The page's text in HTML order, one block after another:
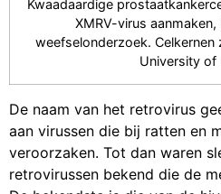
Kwaadaardige
XMRV-virus aanmaken,
weefselonderzoek. Celkernen
University of
De naam van het retrovirus
aan virussen die bij ratten en
veroorzaken. Tot dan waren
retrovirussen bekend die de